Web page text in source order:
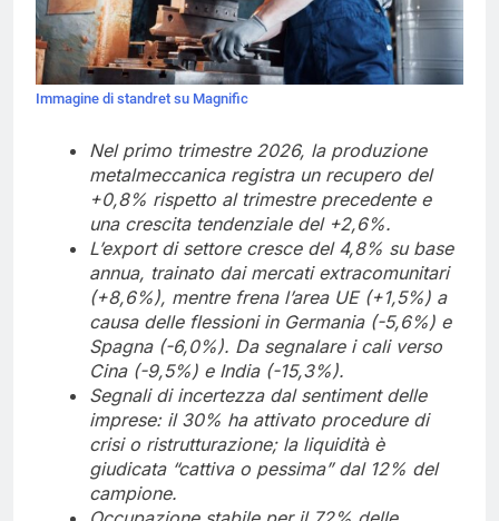
Immagine di standret su Magnific
Nel primo trimestre 2026, la produzione
metalmeccanica registra un recupero del
+0,8% rispetto al trimestre precedente e
una crescita tendenziale del +2,6%.
L’export di settore cresce del 4,8% su base
annua, trainato dai mercati extracomunitari
(+8,6%), mentre frena l’area UE (+1,5%) a
causa delle flessioni in Germania (-5,6%) e
Spagna (-6,0%). Da segnalare i cali verso
Cina (-9,5%) e India (-15,3%).
Segnali di incertezza dal sentiment delle
imprese: il 30% ha attivato procedure di
crisi o ristrutturazione; la liquidità è
giudicata “cattiva o pessima” dal 12% del
campione.